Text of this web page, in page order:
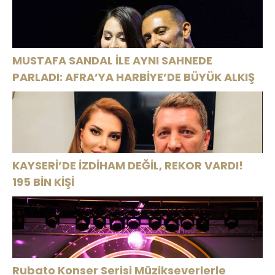
MUSTAFA SANDAL İLE AYNI SAHNEDE
PARLADI: AFRA’YA HARBİYE’DE BÜYÜK ALKIŞ
KAYSERİ’DE İZDİHAM DEĞİL, REKOR VARDI!
195 BİN KİŞİ
Rubato Konser Serisi Müzikseverlerle